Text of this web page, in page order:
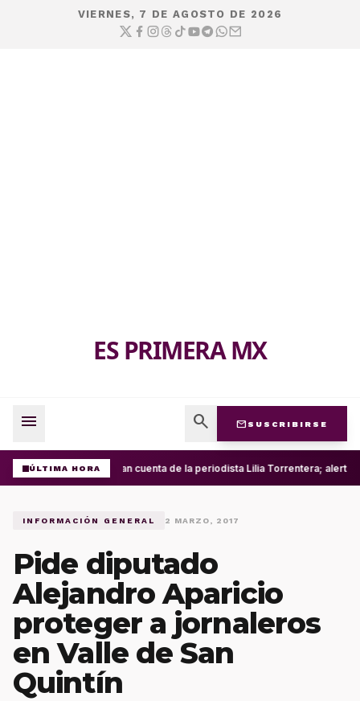
VIERNES, 7 DE AGOSTO DE 2026
ES PRIMERA MX
menu search mail SUSCRIBIRSE
ÚLTIMA HORARoban cuenta de la periodista Lilia Torrentera; alerta
INFORMACIÓN GENERAL 2 MARZO, 2017
Pide diputado
Alejandro Aparicio
proteger a jornaleros
en Valle de San
Quintín